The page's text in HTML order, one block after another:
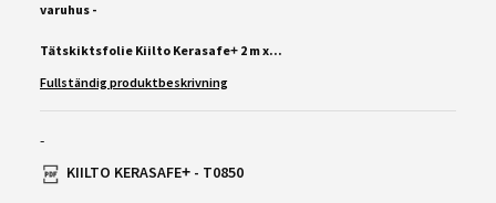
varuhus -
Tätskiktsfolie Kiilto Kerasafe+ 2 m x...
Fullständig produktbeskrivning
-
KIILTO KERASAFE+ - T0850